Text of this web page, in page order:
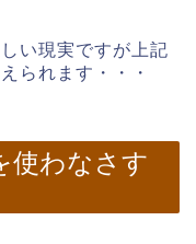
い現実ですが上記
られます・・・
使わなさす